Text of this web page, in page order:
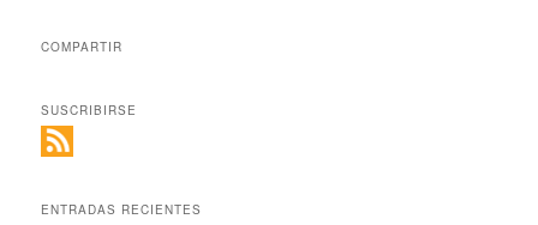
COMPARTIR
SUSCRIBIRSE
ENTRADAS RECIENTES